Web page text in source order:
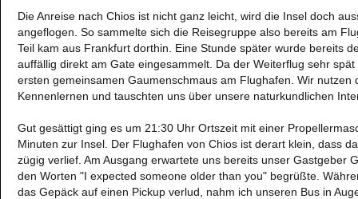
Die Anreise nach Chios ist nicht ganz leicht, wird die Insel doch
angeflogen. So sammelte sich die Reisegruppe also bereits am
Teil kam aus Frankfurt dorthin. Eine Stunde später wurde bereits
auffällig direkt am Gate eingesammelt. Da der Weiterflug sehr
ersten gemeinsamen Gaumenschmaus am Flughafen. Wir nutzen
Kennenlernen und tauschten uns über unsere naturkundlichen
Gut gesättigt ging es um 21:30 Uhr Ortszeit mit einer
Minuten zur Insel. Der Flughafen von Chios ist derart klein, dass
zügig verlief. Am Ausgang erwartete uns bereits unser Gastgeber
den Worten "I expected someone older than you" begrüßte.
das Gepäck auf einen Pickup verlud, nahm ich unseren Bus in